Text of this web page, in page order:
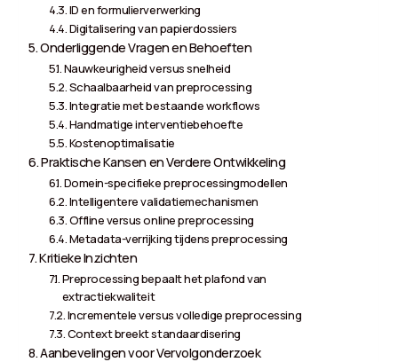
ID en formulierverwerking
Digitalisering van papierdossiers
Onderliggende Vragen en Behoeften
Nauwkeurigheid versus snelheid
Schaalbaarheid van preprocessing
Integratie met bestaande workflows
Handmatige interventiebehoefte
Kostenoptimalisatie
Praktische Kansen en Verdere Ontwikkeling
Domein-specifieke preprocessingmodellen
Intelligentere validatiemechanismen
Offline versus online preprocessing
Metadata-verrijking tijdens preprocessing
Kritieke Inzichten
Preprocessing bepaalt het plafond van
extractiekwaliteit
Incrementele versus volledige preprocessing
Context breekt standaardisering
Aanbevelingen voor Vervolgonderzoek